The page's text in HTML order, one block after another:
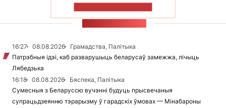
16:27 08.08.2026
Грамадства, Палітыка
Патрэбныя ідэі, каб разварушыць беларусаў замежжа, лічыць
Лябедзька
16:18
08.08.2026
Бяспека, Палітыка
Сумесныя з Беларуссю вучэнні будуць прысвечаныя
супрацьдзеянню тэрарызму ў гарадскіх ўмовах — Мінабароны